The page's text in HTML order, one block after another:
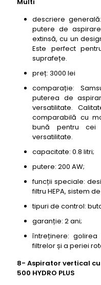
descriere
putere de
extinsă, cu un
Este perfect
suprafețe.
preț: 3000 lei
comparație:
puterea de
versatilitate.
comparabilă cu
bună pentru cei
versatilitate.
capacitate: 0.8 litri;
putere: 200 AW;
funcții speciale:
filtru HEPA, sistem
tipuri de control:
garanție: 2 ani;
întreținere:
filtrelor și a periei
8- Aspirator vertical cu
500 HYDRO PLUS